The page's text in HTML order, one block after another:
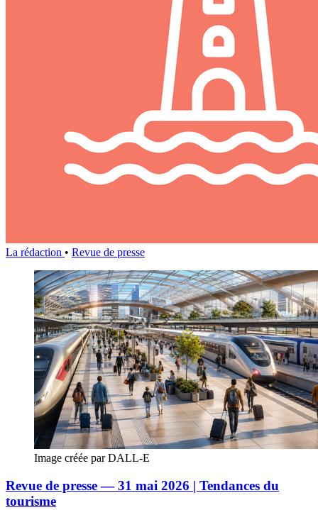
La rédaction • Revue de presse
Image créée par DALL-E
Revue de presse — 31 mai 2026 | Tendances du
tourisme